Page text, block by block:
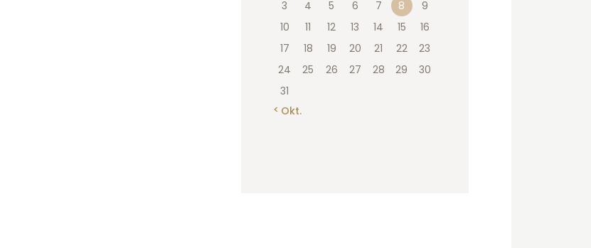
3
4 5 6 7 8
9
10
11 12 13 14 15
16
17
18 19 20 21 22
23
24
25 26 27 28 29
30
31
« Okt.